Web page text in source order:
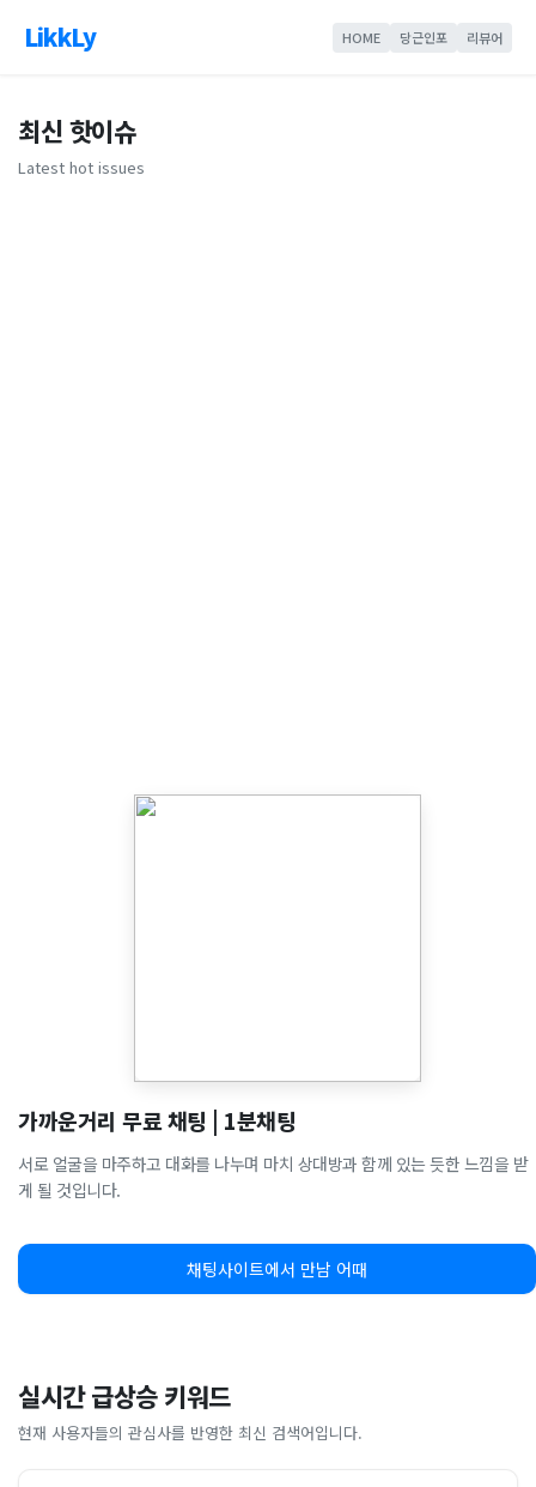
LikkLy HOME 당근인포 리뷰어
최신 핫이슈
Latest hot issues
가까운거리 무료 채팅 | 1분채팅
서로 얼굴을 마주하고 대화를 나누며 마치 상대방과 함께 있는 듯한 느낌을 받
게 될 것입니다.
채팅사이트에서 만남 어때
실시간 급상승 키워드
현재 사용자들의 관심사를 반영한 최신 검색어입니다.